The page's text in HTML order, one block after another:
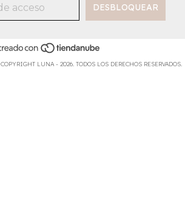
COPYRIGHT LUNA - 2026. TODOS LOS DERECHOS RESERVADOS.